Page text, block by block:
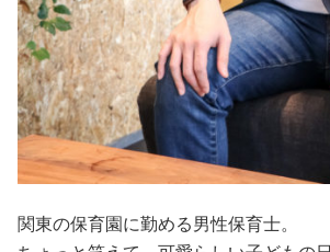
関東の保育園に勤める男性保育士。